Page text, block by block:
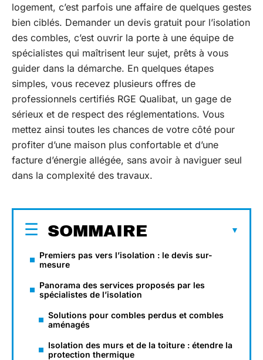
logement, c’est parfois une affaire de quelques gestes
bien ciblés. Demander un devis gratuit pour l’isolation
des combles, c’est ouvrir la porte à une équipe de
spécialistes qui maîtrisent leur sujet, prêts à vous
guider dans la démarche. En quelques étapes
simples, vous recevez plusieurs offres de
professionnels certifiés RGE Qualibat, un gage de
sérieux et de respect des réglementations. Vous
mettez ainsi toutes les chances de votre côté pour
profiter d’une maison plus confortable et d’une
facture d’énergie allégée, sans avoir à naviguer seul
dans la complexité des travaux.
SOMMAIRE
Premiers pas vers l’isolation : le devis sur-
mesure
Panorama des services proposés par les
spécialistes de l’isolation
Solutions pour combles perdus et combles
aménagés
Isolation des murs et de la toiture : étendre la
protection thermique